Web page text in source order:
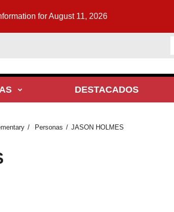
for August 11, 2026
DESTACADOS
Personas JASON HOLMES